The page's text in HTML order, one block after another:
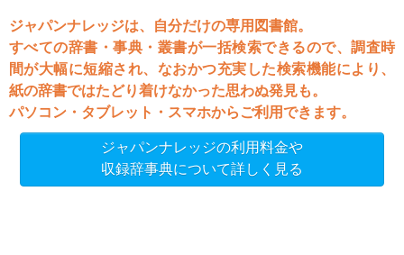
ジャパンナレッジは、自分だけの専用図書館。
すべての辞書・事典・叢書が一括検索できるので、調査時
間が大幅に短縮され、なおかつ充実した検索機能により、
紙の辞書ではたどり着けなかった思わぬ発見も。
パソコン・タブレット・スマホからご利用できます。
ジャパンナレッジの利用料金や
収録辞事典について詳しく見る